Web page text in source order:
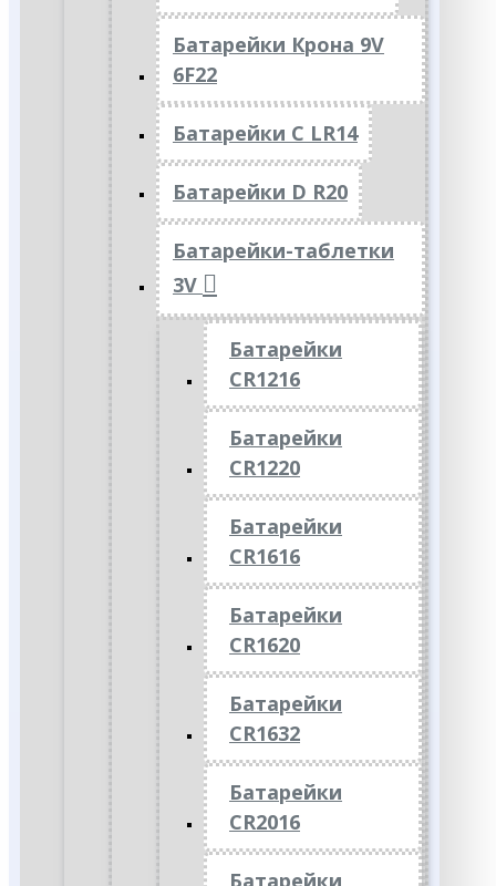
Батарейки Крона 9V
6F22
Батарейки C LR14
Батарейки D R20
Батарейки-таблетки
3V
Батарейки
CR1216
Батарейки
CR1220
Батарейки
CR1616
Батарейки
CR1620
Батарейки
CR1632
Батарейки
CR2016
Батарейки